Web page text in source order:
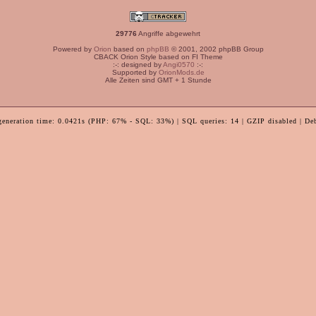
29776 Angriffe abgewehrt
Powered by Orion based on phpBB © 2001, 2002 phpBB Group
CBACK Orion Style based on FI Theme
:-: designed byAngi0570 :-:
Supported by OrionMods.de
Alle Zeiten sind GMT + 1 Stunde
time: 0.0421s (PHP: 67% - SQL: 33%) | SQL queries: 14 | GZIP disabled |